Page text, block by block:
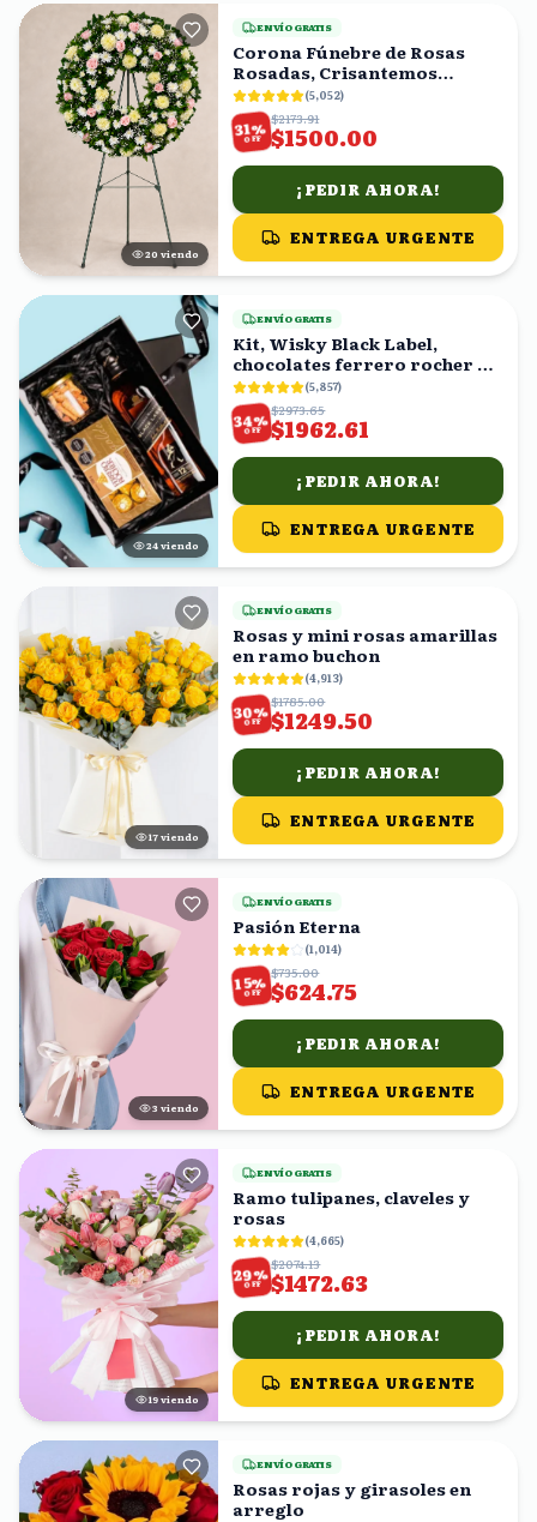
21 viendo
ENVÍO GRATIS
Corona Fúnebre de Rosas
Rosadas, Crisantemos
Amarillos y Follaje
(5,052)
31%
OFF
$2173.91
$1500.00
¡PEDIR AHORA!
ENTREGA URGENTE
23 viendo
ENVÍO GRATIS
Kit, Wisky Black Label,
chocolates ferrero rocher y
cacahuates en caja
(5,857)
34%
OFF
$2973.65
$1962.61
¡PEDIR AHORA!
ENTREGA URGENTE
16 viendo
ENVÍO GRATIS
Rosas y mini rosas amarillas
en ramo buchon
(4,913)
30%
OFF
$1785.00
$1249.50
¡PEDIR AHORA!
ENTREGA URGENTE
4 viendo
ENVÍO GRATIS
Pasión Eterna
(1,014)
15%
OFF
$735.00
$624.75
¡PEDIR AHORA!
ENTREGA URGENTE
19viendo
ENVÍO GRATIS
Ramo tulipanes, claveles y
rosas
(4,665)
29%
OFF
$2074.13
$1472.63
¡PEDIR AHORA!
ENTREGA URGENTE
ENVÍO GRATIS
Rosas rojas y girasoles en
arreglo